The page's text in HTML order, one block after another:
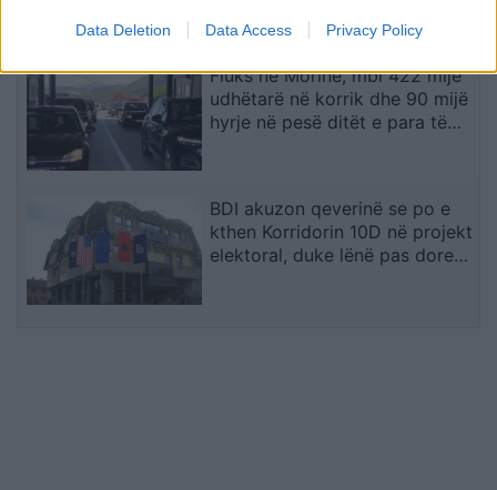
Data Deletion Data Access Privacy Policy
Fluks në Morinë, mbi 422 mijë
udhëtarë në korrik dhe 90 mijë
hyrje në pesë ditët e para të
BDI akuzon qeverinë se po e
kthen Korridorin 10D në projekt
elektoral, duke lënë pas dore